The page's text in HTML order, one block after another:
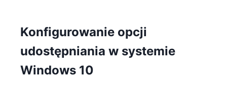
Konfigurowanie opcji
udostępniania w systemie
Windows 10